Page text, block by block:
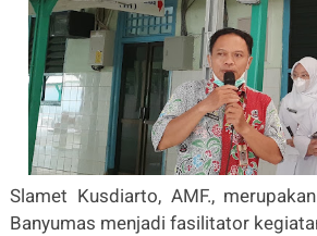
Slamet Kusdiarto, AMF.,
Banyumas menjadi fasilitator